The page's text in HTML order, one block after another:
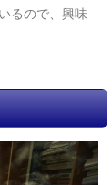
るので、興味